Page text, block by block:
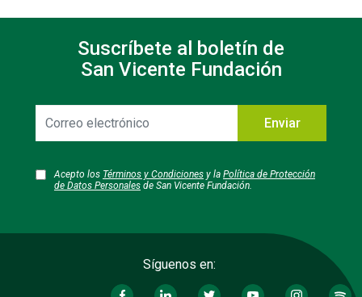
Suscríbete al boletín de
San Vicente Fundación
electrónico
Acepto los Términos y Condiciones y la Política de Protección
de Datos Personales de San Vicente Fundación.
Enviar
Síguenos en: